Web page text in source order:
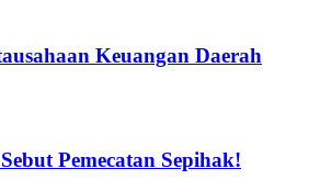
Keuangan Daerah
Pemecatan Sepihak!